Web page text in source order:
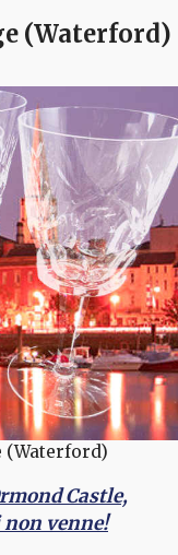
(Waterford)
(Waterford)
Castle,
venne!